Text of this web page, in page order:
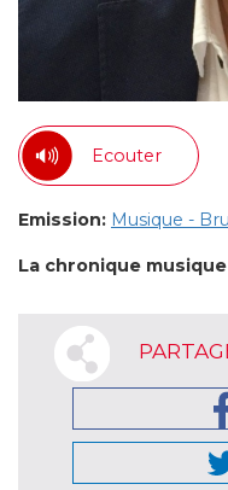
Ecouter
Emission: Musique -
La chronique